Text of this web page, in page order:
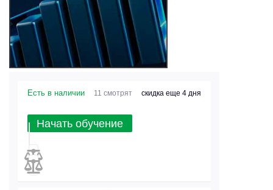
Есть в наличии 11 смотрят скидка еще 4 дня
Начать обучение